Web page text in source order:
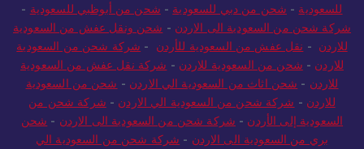
للسعودية - شحن من دبي للسعودية - شحن من أبوظبي للسعودية -
شركة شحن من السعودية الى الاردن - شحن ونقل عفش من السعودية
للاردن - نقل عفش من السعودية للأردن - شركة شحن من السعودية
للاردن - شحن من السعودية للاردن - شركة نقل عفش من السعودية
للاردن - شحن اثاث من السعودية الي الاردن - شحن من السعودية
للاردن - شركة شحن من السعودية الي الاردن - شركة شحن من
السعودية إلى الأردن - شركة شحن من السعودية الى الاردن - شحن
بري من السعودية الى الاردن - شركة شحن من السعودية الي